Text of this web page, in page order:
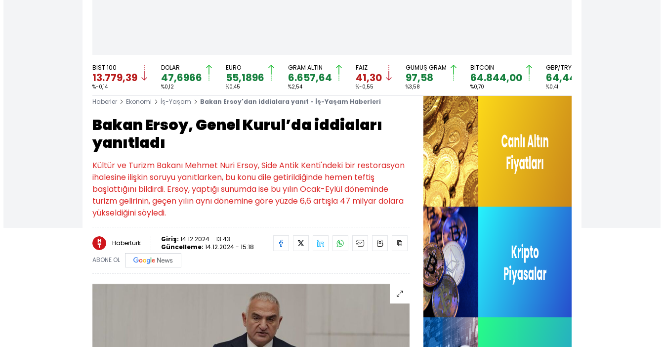
BIST 100
13.779,39
%-0,14
DOLAR
47,6966
%0,12
EURO
55,1896
%0,45
GRAM ALTIN
6.657,64
%2,54
FAİZ
41,30
%-0,55
GÜMÜŞ GRAM
97,58
%3,58
BITCOIN
64.844,00
%0,70
GBP/TRY
64,4492
%0,41
Haberler Ekonomi İş-Yaşam Bakan Ersoy'dan iddialara yanıt - İş-Yaşam Haberleri
Bakan Ersoy, Genel Kurul’da iddiaları
yanıtladı
Kültür ve Turizm Bakanı Mehmet Nuri Ersoy, Side Antik Kenti'ndeki bir restorasyon
ihalesine ilişkin soruyu yanıtlarken, bu konu dile getirildiğinde hemen teftiş
başlattığını bildirdi. Ersoy, yaptığı sunumda ise bu yılın Ocak-Eylül döneminde
turizm gelirinin, geçen yılın aynı dönemine göre yüzde 6,6 artışla 47 milyar dolara
yükseldiğini söyledi.
Habertürk Giriş: 14.12.2024 - 13:43
Güncelleme: 14.12.2024 - 15:18
ABONE OL